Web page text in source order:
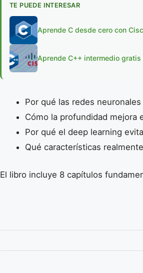
TE PUEDE INTERESAR
Aprende C desde cero con
Aprende C++ intermedio
Por qué las redes
Cómo la profundidad mejora
Por qué el deep learning
Qué características
El libro incluye 8 capítulos